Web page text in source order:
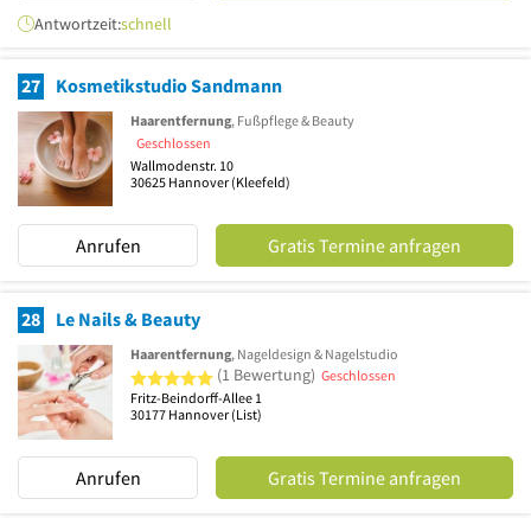
Antwortzeit:schnell
27 Kosmetikstudio Sandmann
Haarentfernung, Fußpflege & Beauty
Geschlossen
Wallmodenstr. 10
30625 Hannover(Kleefeld)
Anrufen Gratis Termine anfragen
28 Le Nails & Beauty
Haarentfernung, Nageldesign & Nagelstudio
5 von 5 Sternen
(1 Bewertung) Geschlossen
Fritz-Beindorff-Allee 1
30177 Hannover(List)
Anrufen Gratis Termine anfragen